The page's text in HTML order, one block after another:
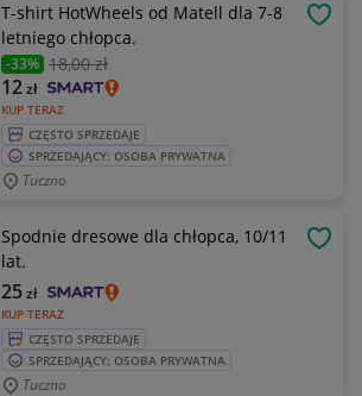
T-shirt HotWheels od Matell dla 7-8
letniego chłopca.
-33% 18,00 zł
KUP TERAZ
12zł
CZĘSTO SPRZEDAJE
SPRZEDAJĄCY: OSOBA PRYWATNA
Tuczno
Spodnie dresowe dla chłopca, 10/11
lat.
KUP TERAZ
25zł
CZĘSTO SPRZEDAJE
SPRZEDAJĄCY: OSOBA PRYWATNA
Tuczno